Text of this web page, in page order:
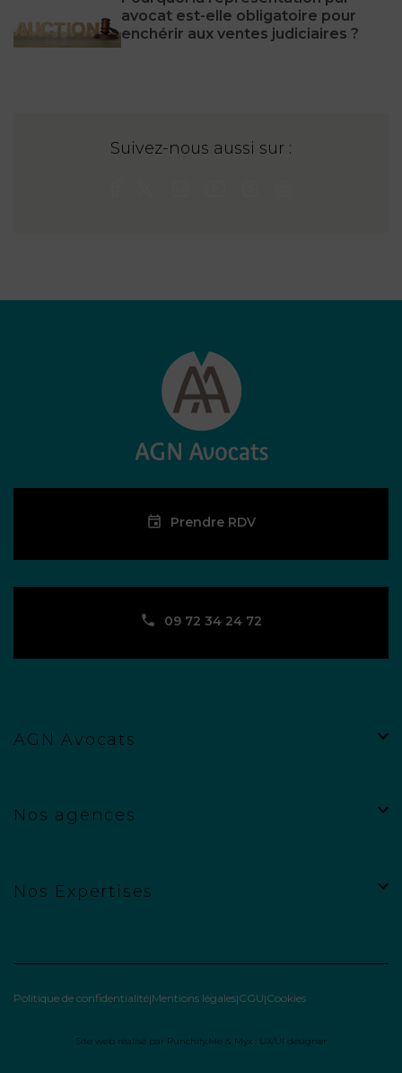
avocat est-elle obligatoire pour
enchérir aux ventes judiciaires ?
Suivez-nous aussi sur :
Prendre RDV
09 72 34 24 72
AGN Avocats
Nos agences
Nos Expertises
Politique de confidentialité Mentions légales CGU Cookies
Site web réalisé par Punchify.Me & Myx : UX/UI designer